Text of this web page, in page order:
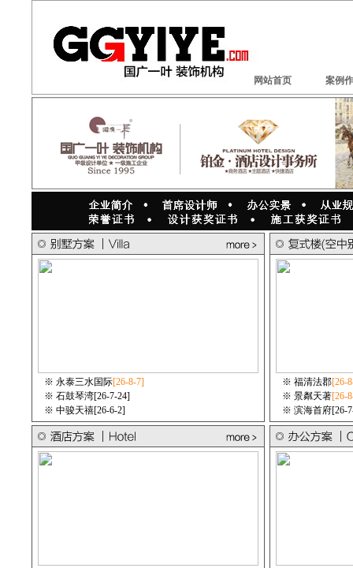
网站首页 案例
※ 永泰三水国际[26-8-7]
※ 石鼓琴湾[26-7-24]
※ 中骏天禧[26-6-2]
※ 福清法郡[26-
※ 景粼天著[26-
※ 滨海首府[26-